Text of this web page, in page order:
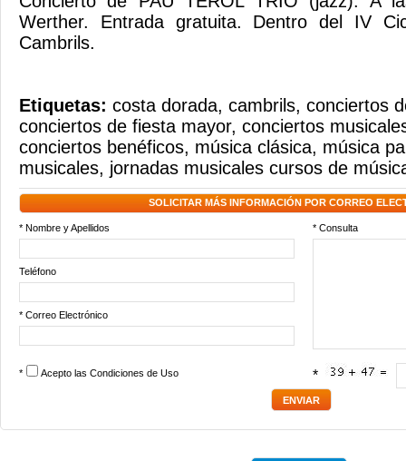
Werther. Entrada gratuita. Dentro del IV
Cambrils.
Etiquetas: costa dorada, cambrils, conciertos
conciertos de fiesta mayor, conciertos
conciertos benéficos, música clásica, música
musicales, jornadas musicales cursos de
SOLICITAR MÁS INFORMACIÓN POR CORREO
* Nombre y Apellidos * Consulta
Teléfono
* Correo Electrónico
* Acepto las Condiciones de Uso *